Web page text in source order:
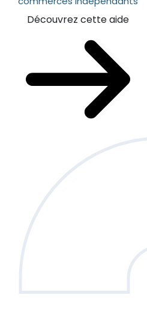
Découvrez cette aide